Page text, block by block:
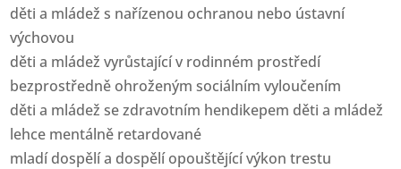
děti a mládež s nařízenou ochranou nebo ústavní
výchovou
děti a mládež vyrůstající v rodinném prostředí
bezprostředně ohroženým sociálním vyloučením
děti a mládež se zdravotním hendikepem děti a mládež
lehce mentálně retardované
mladí dospělí a dospělí opouštějící výkon trestu